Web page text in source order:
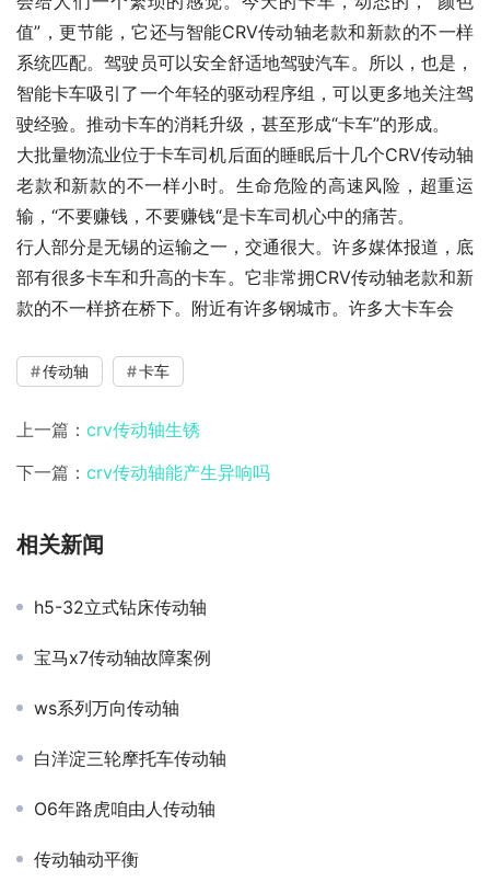
值”，更节能，它还与智能CRV传动轴老款和新款的不一样
系统匹配。驾驶员可以安全舒适地驾驶汽车。所以，也是，
智能卡车吸引了一个年轻的驱动程序组，可以更多地关注驾
驶经验。推动卡车的消耗升级，甚至形成“卡车”的形成。
大批量物流业位于卡车司机后面的睡眠后十几个CRV传动轴
老款和新款的不一样小时。生命危险的高速风险，超重运
输，“不要赚钱，不要赚钱“是卡车司机心中的痛苦。
行人部分是无锡的运输之一，交通很大。许多媒体报道，底
部有很多卡车和升高的卡车。它非常拥CRV传动轴老款和新
款的不一样挤在桥下。附近有许多钢城市。许多大卡车会
传动轴 卡车
上一篇： crv传动轴生锈
下一篇： crv传动轴能产生异响吗
相关新闻
h5-32立式钻床传动轴
宝马x7传动轴故障案例
ws系列万向传动轴
白洋淀三轮摩托车传动轴
O6年路虎咱由人传动轴
传动轴动平衡